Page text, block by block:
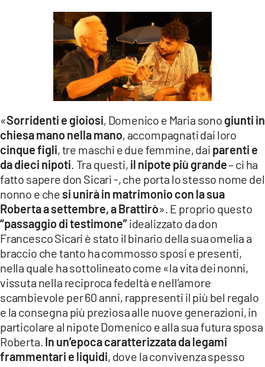
«Sorridenti e gioiosi, Domenico e Maria sono giunti in
chiesa mano nella mano, accompagnati dai loro
cinque figli, tre maschi e due femmine, dai parenti e
da dieci nipoti. Tra questi, il nipote più grande– ci ha
fatto sapere don Sicari -, che porta lo stesso nome del
nonno e che si unirà in matrimonio con la sua
Roberta a settembre, a Brattirò». E proprio questo
“passaggio di testimone”idealizzato da don
Francesco Sicari è stato il binario della sua omelia a
braccio che tanto ha commosso sposi e presenti,
nella quale ha sottolineato come «la vita dei nonni,
vissuta nella reciproca fedeltà e nell’amore
scambievole per 60 anni, rappresenti il più bel regalo
e la consegna più preziosa alle nuove generazioni, in
particolare al nipote Domenico e alla sua futura sposa
Roberta. In un’epoca caratterizzata da legami
frammentari e liquidi, dove la convivenza spesso